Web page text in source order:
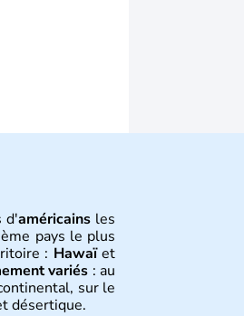
d'américainsles
pays le plus
: Hawaïet
variés : au
sur le
désertique.